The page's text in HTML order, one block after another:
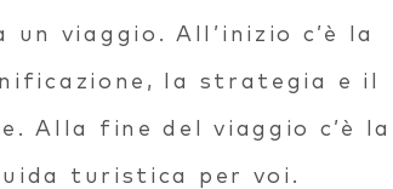
viaggio. All’inizio c’è la
la strategia e il
Alla fine del viaggio c’è la
turistica per voi.